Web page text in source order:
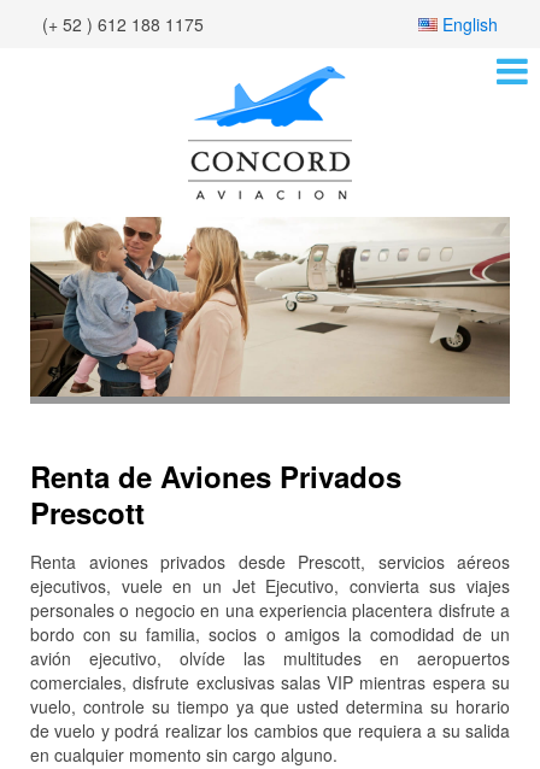
(+ 52 ) 612 188 1175 English
Renta de Aviones Privados
Prescott
Renta aviones privados desde Prescott, servicios aéreos
ejecutivos, vuele en un Jet Ejecutivo, convierta sus viajes
personales o negocio en una experiencia placentera disfrute a
bordo con su familia, socios o amigos la comodidad de un
avión ejecutivo, olvíde las multitudes en aeropuertos
comerciales, disfrute exclusivas salas VIP mientras espera su
vuelo, controle su tiempo ya que usted determina su horario
de vuelo y podrá realizar los cambios que requiera a su salida
en cualquier momento sin cargo alguno.